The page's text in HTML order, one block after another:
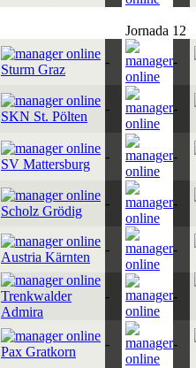
Jornada 12
Sturm Graz
- -
SKN St. Pölten
- -
SV Mattersburg
- -
Scholz Grödig
- -
Austria Kärnten
- -
Trenkwalder
Admira
- -
Pax Gratkorn
- -